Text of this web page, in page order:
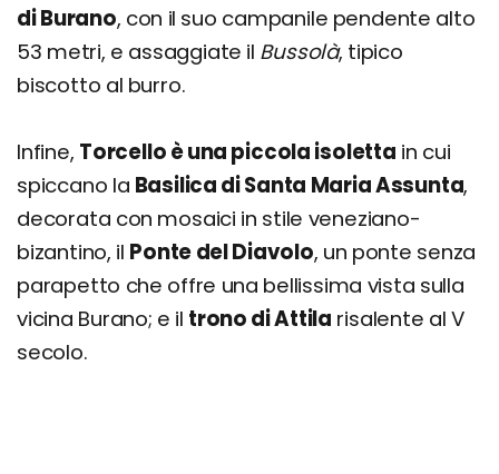
di Burano, con il suo campanile pendente alto
53 metri, e assaggiate il Bussolà, tipico
biscotto al burro.
Infine, Torcello è una piccola isoletta in cui
spiccano la Basilica di Santa Maria Assunta,
decorata con mosaici in stile veneziano-
bizantino, il Ponte del Diavolo, un ponte senza
parapetto che offre una bellissima vista sulla
vicina Burano; e il trono di Attila risalente al V
secolo.